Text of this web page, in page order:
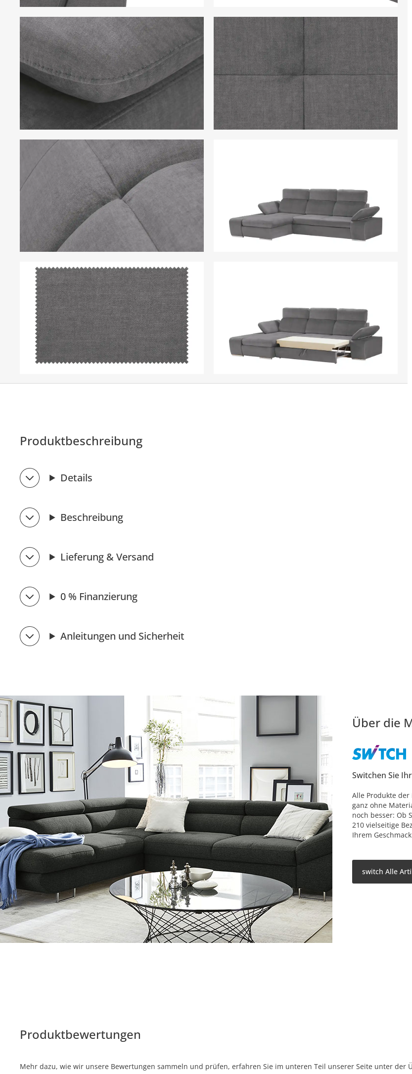
Produktbeschreibung
Details
Beschreibung
Lieferung & Versand
0 % Finanzierung
Anleitungen und Sicherheit
Über die
Switchen Sie
Alle Produkte der
ganz ohne
noch besser: Ob
210 vielseitige
Ihrem
switch Alle
Produktbewertungen
Mehr dazu, wie wir unsere Bewertungen sammeln und prüfen, erfahren Sie im unteren Teil unserer Seite unter der